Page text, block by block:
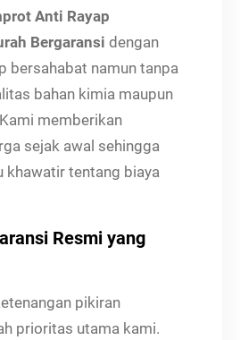
Anti Rayap
Bergaransi dengan
bersahabat namun tanpa
bahan kimia maupun
memberikan
sejak awal sehingga
khawatir tentang biaya
Resmi yang
pikiran
prioritas utama kami.